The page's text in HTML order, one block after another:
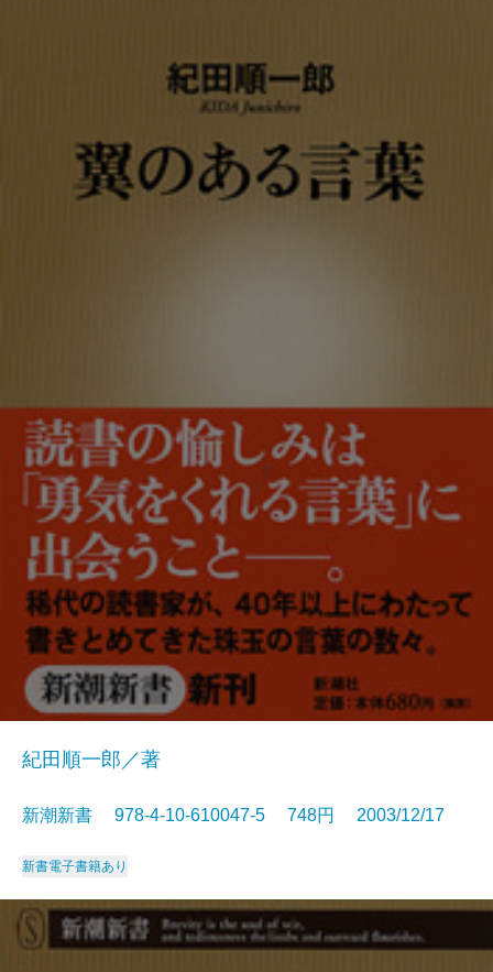
紀田順一郎／著
新潮新書 978-4-10-610047-5 748円 2003/12/17
新書電子書籍あり